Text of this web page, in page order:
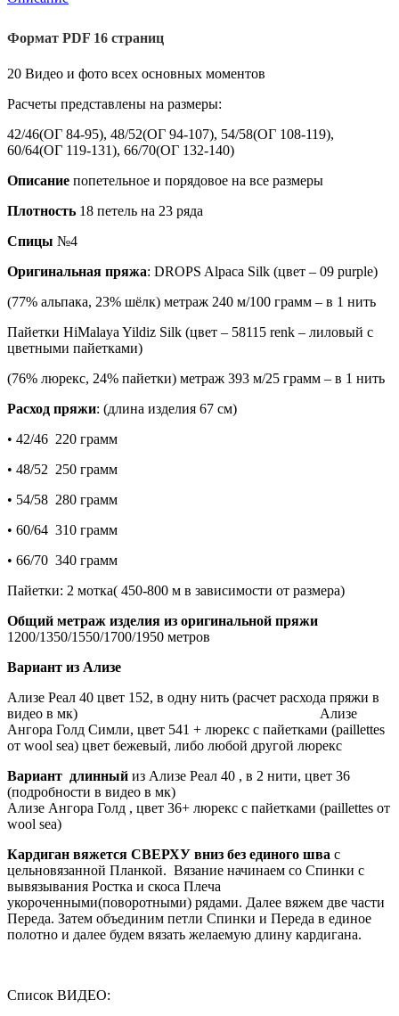
Формат PDF 16 страниц
20 Видео и фото всех основных моментов
Расчеты представлены на размеры:
42/46(ОГ 84-95), 48/52(ОГ 94-107), 54/58(ОГ 108-119),
60/64(ОГ 119-131), 66/70(ОГ 132-140)
Описание попетельное и порядовое на все размеры
Плотность 18 петель на 23 ряда
Спицы №4
Оригинальная пряжа: DROPS Alpaca Silk (цвет – 09 purple)
(77% альпака, 23% шёлк) метраж 240 м/100 грамм – в 1 нить
Пайетки HiMalaya Yildiz Silk (цвет – 58115 renk – лиловый с
цветными пайетками)
(76% люрекс, 24% пайетки) метраж 393 м/25 грамм – в 1 нить
Расход пряжи: (длина изделия 67 см)
• 42/46 220 грамм
• 48/52 250 грамм
• 54/58 280 грамм
• 60/64 310 грамм
• 66/70 340 грамм
Пайетки: 2 мотка( 450-800 м в зависимости от размера)
Общий метраж изделия из оригинальной пряжи
1200/1350/1550/1700/1950 метров
Вариант из Ализе
Ализе Реал 40 цвет 152, в одну нить (расчет расхода пряжи в
видео в мк) Ализе
Ангора Голд Симли, цвет 541 + люрекс с пайетками (paillettes
от wool sea) цвет бежевый, либо любой другой люрекс
Вариант длинный из Ализе Реал 40 , в 2 нити, цвет 36
(подробности в видео в мк)
Ализе Ангора Голд , цвет 36+ люрекс с пайетками (paillettes от
wool sea)
Кардиган вяжется СВЕРХУ вниз без единого шва с
цельновязанной Планкой. Вязание начинаем со Спинки с
вывязывания Ростка и скоса Плеча
укороченными(поворотными) рядами. Далее вяжем две части
Переда. Затем объединим петли Спинки и Переда в единое
полотно и далее будем вязать желаемую длину кардигана.
Список ВИДЕО: